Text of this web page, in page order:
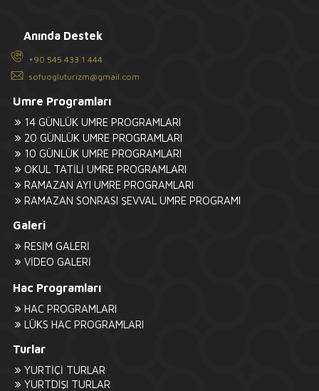
Anında Destek
+90 545 433 1 444
sofuogluturizm@gmail.com
Umre Programları
14 GÜNLÜK UMRE PROGRAMLARI
20 GÜNLÜK UMRE PROGRAMLARI
10 GÜNLÜK UMRE PROGRAMLARI
OKUL TATİLİ UMRE PROGRAMLARI
RAMAZAN AYI UMRE PROGRAMLARI
RAMAZAN SONRASI ŞEVVAL UMRE PROGRAMI
Galeri
RESİM GALERİ
VİDEO GALERİ
Hac Programları
HAC PROGRAMLARI
LÜKS HAC PROGRAMLARI
Turlar
YURTİÇİ TURLAR
YURTDIŞI TURLAR